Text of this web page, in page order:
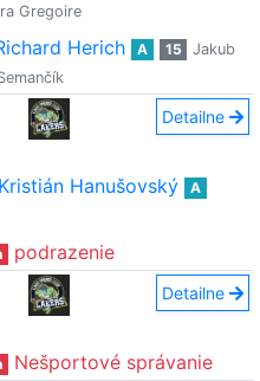
Gregoire
Herich A 15
Jakub
Detailne
Kristián Hanušovský
A
podrazenie
Detailne
Nešportové správanie